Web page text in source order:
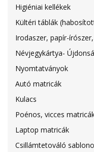
Higiéniai kellékek
Kültéri táblák
Irodaszer, papír-
Névjegykártya-
Nyomtatványok
Autó matricák
Kulacs
Poénos, vicces
Laptop matricák
Csillámtetováló